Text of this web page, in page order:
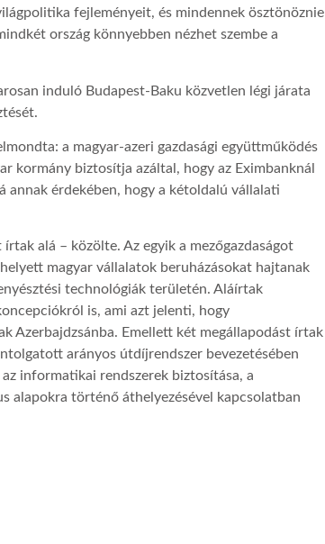
fejleményeit, és mindennek ösztönöznie
ország könnyebben nézhet szembe a
induló Budapest-Baku közvetlen légi járata
a magyar-azeri gazdasági együttműködés
kormány biztosítja azáltal, hogy az Eximbanknál
érdekében, hogy a kétoldalú vállalati
alá – közölte. Az egyik a mezőgazdaságot
magyar vállalatok beruházásokat hajtanak
technológiák területén. Aláírtak
is, ami azt jelenti, hogy
Azerbajdzsánba. Emellett két megállapodást írtak
arányos útdíjrendszer bevezetésében
informatikai rendszerek biztosítása, a
alapokra történő áthelyezésével kapcsolatban